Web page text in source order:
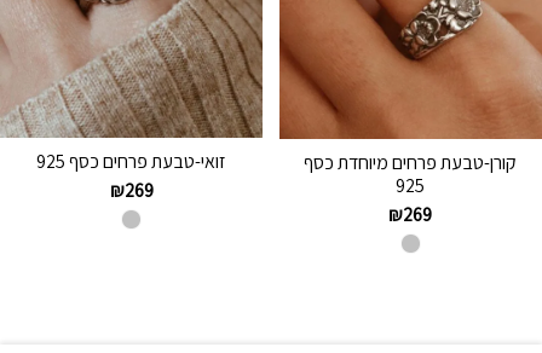
קורן-טבעת פרחים מיוחדת כסף
925
₪269
זואי-טבעת פרחים כסף 925
₪269